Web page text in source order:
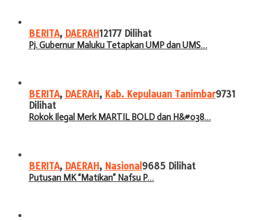
BERITA, DAERAH12177 Dilihat
Pj. Gubernur Maluku Tetapkan UMP dan UMS…
BERITA, DAERAH, Kab. Kepulauan Tanimbar9731
Dilihat
Rokok Ilegal Merk MARTIL BOLD dan H&#038…
BERITA, DAERAH, Nasional 9685 Dilihat
Putusan MK “Matikan” Nafsu P…